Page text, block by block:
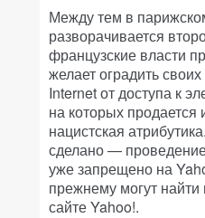
Между тем в
разворачивается
французские власти
желает оградить
Internet от доступа к
на которых продается
нацистская
сделано —
уже запрещено на
прежнему могут
сайте Yahoo!.